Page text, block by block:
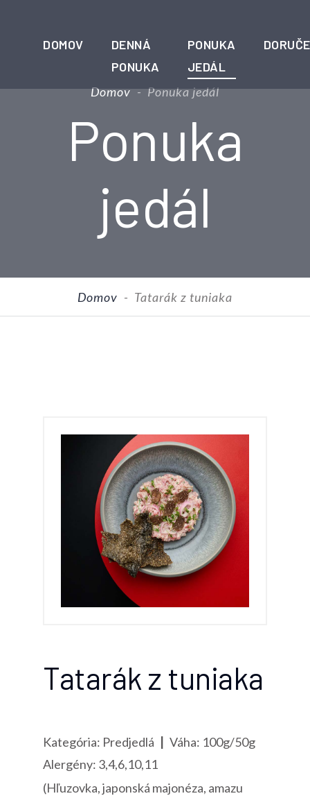
DOMOV
DENNÁ
PONUKA
PONUKA
JEDÁL
Domov - Ponuka jedál
Ponuka
jedál
Domov - Tatarák z tuniaka
Tatarák z tuniaka
Kategória: Predjedlá
Váha: 100g/50g
Alergény: 3,4,6,10,11
(Hľuzovka, japonská majonéza, amazu